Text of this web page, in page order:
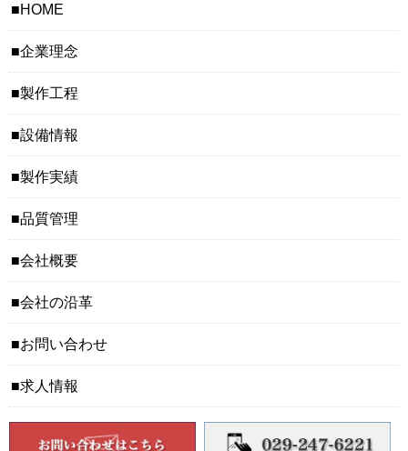
HOME
企業理念
製作工程
設備情報
製作実績
品質管理
会社概要
会社の沿革
お問い合わせ
求人情報